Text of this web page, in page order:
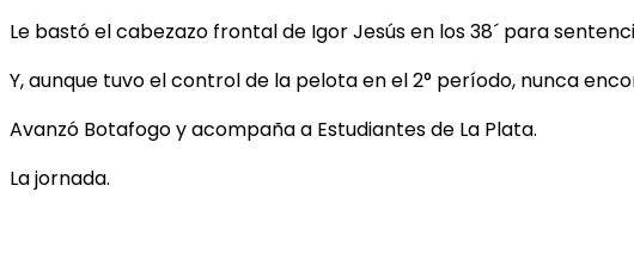
Le bastó el cabezazo frontal de Igor Jesús en los 38´ para
Y, aunque tuvo el control de la pelota en el 2° período, nunca
Avanzó Botafogo y acompaña a Estudiantes de La Plata.
La jornada.